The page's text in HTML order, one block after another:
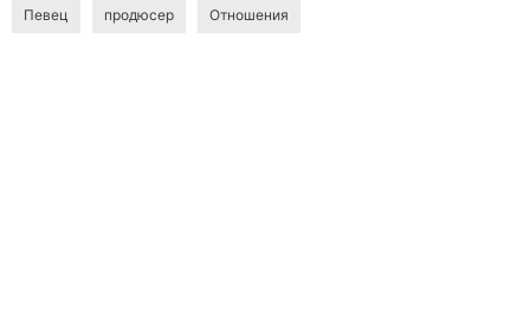
Певец продюсер Отношения